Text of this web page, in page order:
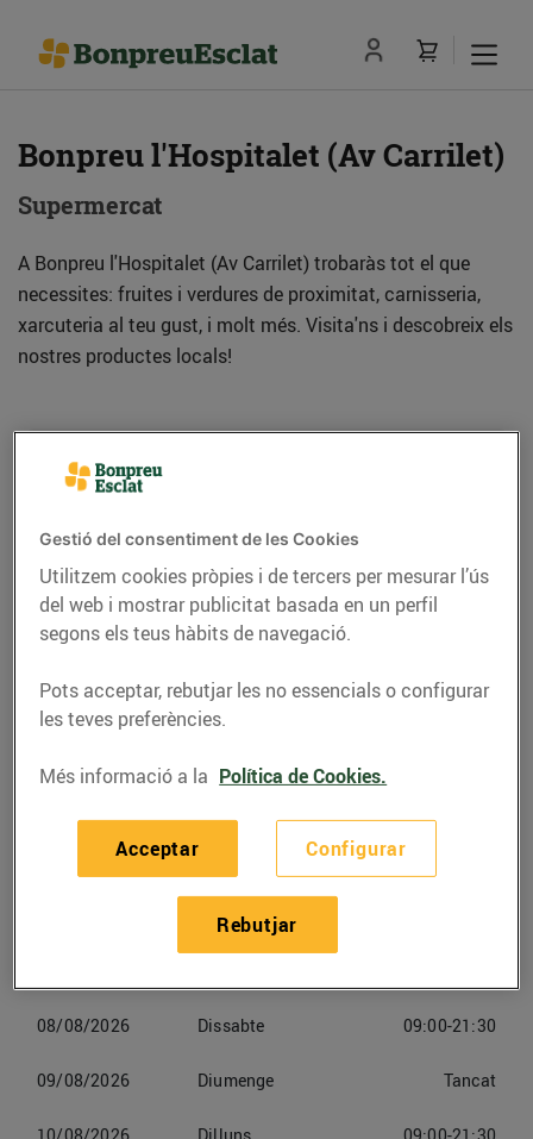
Bonpreu l'Hospitalet (Av Carrilet)
Supermercat
A Bonpreu l'Hospitalet (Av Carrilet) trobaràs tot el que
necessites: fruites i verdures de proximitat, carnisseria,
xarcuteria al teu gust, i molt més. Visita'ns i descobreix els
nostres productes locals!
Adreça
Llobregat
Telèfon Trucar-hi
Llobregat
Dijous
08/08/2026 Dissabte 09:00-21:30
09/08/2026 Diumenge Tancat
Gestió del consentiment de les Cookies
Utilitzem cookies pròpies i de tercers per mesurar l’ús
del web i mostrar publicitat basada en un perfil
segons els teus hàbits de navegació.
Pots acceptar, rebutjar les no essencials o configurar
les teves preferències.
Més informació a la Política de Cookies.
Configurar
Rebutjar
Acceptar